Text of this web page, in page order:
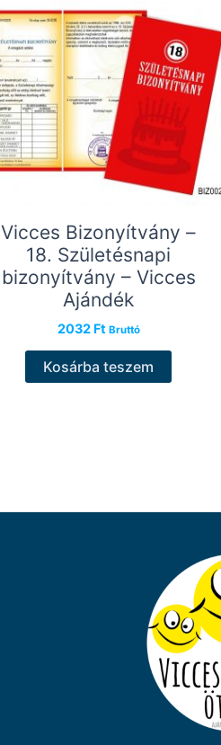
Vicces Bizonyítvány –
18. Születésnapi
bizonyítvány – Vicces
Ajándék
2032 Ft Bruttó
Kosárba teszem